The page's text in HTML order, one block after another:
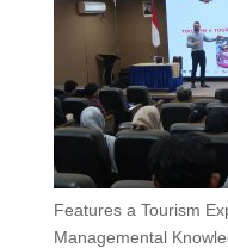
Features a Tourism
Managemental